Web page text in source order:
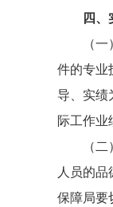
四、
（
件的专业
导、实绩
际工作业
（
人员的
保障局要